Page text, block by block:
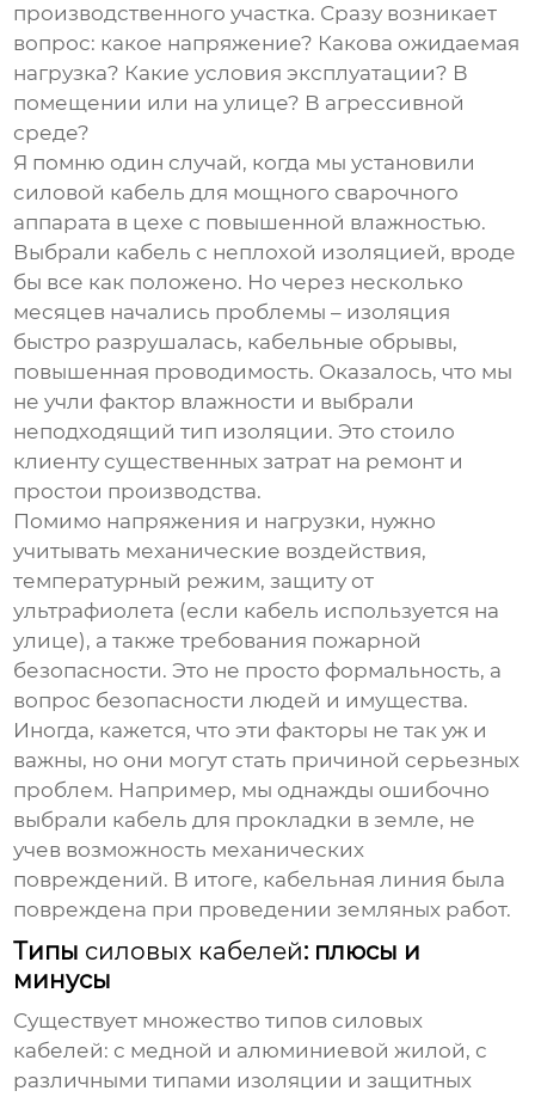
производственного участка. Сразу возникает
вопрос: какое напряжение? Какова ожидаемая
нагрузка? Какие условия эксплуатации? В
помещении или на улице? В агрессивной
среде?
Я помню один случай, когда мы установили
силовой кабель для мощного сварочного
аппарата в цехе с повышенной влажностью.
Выбрали кабель с неплохой изоляцией, вроде
бы все как положено. Но через несколько
месяцев начались проблемы – изоляция
быстро разрушалась, кабельные обрывы,
повышенная проводимость. Оказалось, что мы
не учли фактор влажности и выбрали
неподходящий тип изоляции. Это стоило
клиенту существенных затрат на ремонт и
простои производства.
Помимо напряжения и нагрузки, нужно
учитывать механические воздействия,
температурный режим, защиту от
ультрафиолета (если кабель используется на
улице), а также требования пожарной
безопасности. Это не просто формальность, а
вопрос безопасности людей и имущества.
Иногда, кажется, что эти факторы не так уж и
важны, но они могут стать причиной серьезных
проблем. Например, мы однажды ошибочно
выбрали кабель для прокладки в земле, не
учев возможность механических
повреждений. В итоге, кабельная линия была
повреждена при проведении земляных работ.
Типы силовых кабелей: плюсы и
минусы
Существует множество типов силовых
кабелей: с медной и алюминиевой жилой, с
различными типами изоляции и защитных